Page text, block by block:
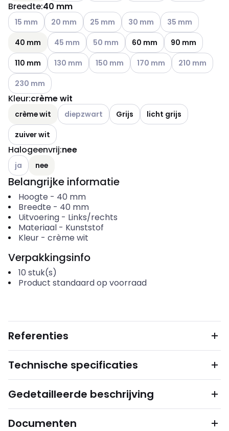
Breedte:40 mm
Andere varianten (Huidige combinatie niet mogelijk)
15 mm Andere varianten (Huidige combinatie niet
20 mm Andere varianten (Huidige combinatie
25 mm Andere varianten (Huidige
30 mm Andere varianten
35 mm
40 mm
Andere varianten (Huidige combinatie niet
45 mm Andere varianten (Huidige combinatie
50 mm 60 mm
90 mm
110 mm
Andere varianten (Huidige combinatie niet
130 mm Andere varianten (Huidige combinatie
150 mm Andere varianten (Huidige
170 mm Andere
210 mm
Andere varianten (Huidige combinatie niet mogelijk)
230 mm
Kleur:crème wit
crème wit Andere varianten (Huidige combinatie niet
diepzwart Grijs
licht grijs
zuiver wit
Halogeenvrij:nee
Andere varianten (Huidige combinatie niet mogelijk)
ja nee
Belangrijke informatie
Hoogte - 40 mm
Breedte - 40 mm
Uitvoering- Links/rechts
Materiaal- Kunststof
Kleur- crème wit
Verpakkingsinfo
10 stuk(s)
Product standaard op voorraad
Referenties
Technische specificaties
Gedetailleerde beschrijving
Documenten